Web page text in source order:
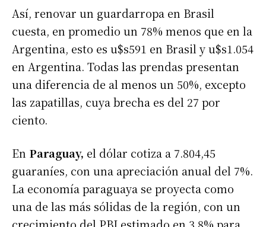
Así, renovar un guardarropa en Brasil
cuesta, en promedio un 78% menos que en la
Argentina, esto es u$s591 en Brasil y u$s1.054
en Argentina. Todas las prendas presentan
una diferencia de al menos un 50%, excepto
las zapatillas, cuya brecha es del 27 por
ciento.
En Paraguay, el dólar cotiza a 7.804,45
guaraníes, con una apreciación anual del 7%.
La economía paraguaya se proyecta como
una de las más sólidas de la región, con un